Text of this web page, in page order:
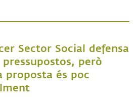
Sector Social defensa
però
proposta és poc